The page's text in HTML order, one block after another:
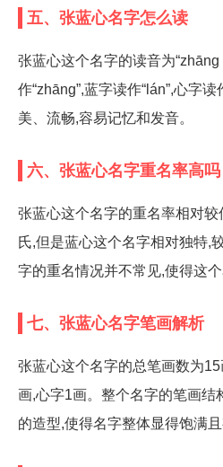
五、张蓝心名字怎么读
张蓝心这个名字的读音为
作“zhāng”,蓝字读作“lán”,心字
美、流畅,容易记忆和发音。
六、张蓝心名字重名率高吗
张蓝心这个名字的重名率相对
氏,但是蓝心这个名字相对独特,
字的重名情况并不常见,使得这
七、张蓝心名字笔画解析
张蓝心这个名字的总笔画数为
画,心字1画。整个名字的笔画结
的造型,使得名字整体显得饱满且